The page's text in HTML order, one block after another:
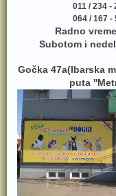
011 / 234 -
064 / 167 -
Radno
Subotom i
Gočka 47a(Ibarska
puta